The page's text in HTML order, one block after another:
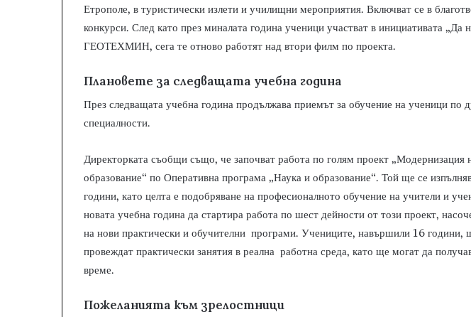
Етрополе, в туристически излети и училищни мероприятия. Включват се в
конкурси. След като през миналата година ученици участват в инициативата
ГЕОТЕХМИН, сега те отново работят над втори филм по проекта.
Плановете за следващата учебна година
През следващата учебна година продължава приемът за обучение на ученици по
специалности.
Директорката съобщи също, че започват работа по голям проект „Модернизация
образование“ по Оперативна програма „Наука и образование“. Той ще се
години, като целта е подобряване на професионалното обучение на учители и
новата учебна година да стартира работа по шест дейности от този проект,
на нови практически и обучителни програми. Учениците, навършили 16 години,
провеждат практически занятия в реална работна среда, като ще могат да
време.
Пожеланията към зрелостници